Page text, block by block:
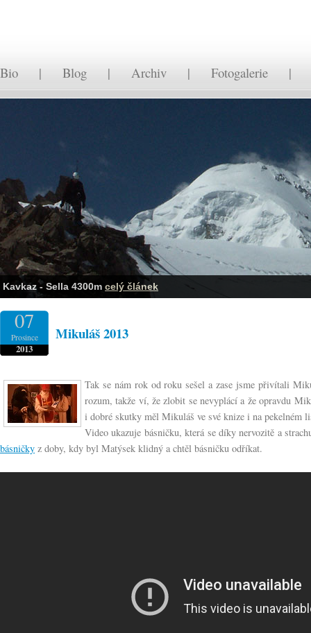
Bio | Blog | Archiv | Fotogalerie
Kavkaz - Sella 4300m celý článek
07
Prosince
2013
Mikuláš 2013
Tak se nám rok od roku sešel a zase jsme přivítali
rozum, takže ví, že zlobit se nevyplácí a že opravdu
i dobré skutky měl Mikuláš ve své knize i na pekelném
Video ukazuje básničku, která se díky nervozitě a
básničky z doby, kdy byl Matýsek klidný a chtěl básničku odříkat.